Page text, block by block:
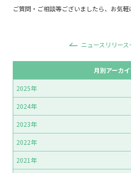
ご質問・ご相談等ございましたら、お気軽
ニュースリリース
月別アーカ
2025年
2024年
2023年
2022年
2021年